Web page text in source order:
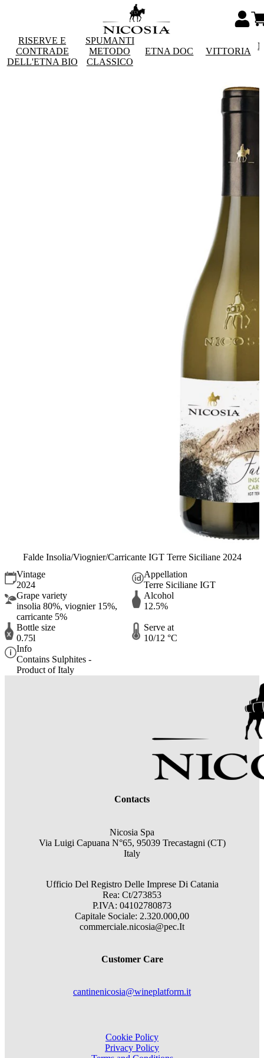
RISERVE E
CONTRADE
DELL'ETNA BIO
SPUMANTI
METODO
CLASSICO
ETNA DOC VITTORIA
Falde Insolia/Viognier/Carricante IGT Terre Siciliane 2024
Vintage
2024
Appellation
Terre Siciliane IGT
Grape variety
insolia 80%, viognier 15%,
carricante 5%
Alcohol
12.5%
Bottle size
0.75l
Serve at
10/12 °C
Info
Contains Sulphites -
Product of Italy
Contacts
Nicosia Spa
Via Luigi Capuana N°65, 95039 Trecastagni (CT)
Italy
Ufficio Del Registro Delle Imprese Di Catania
Rea: Ct/273853
P.IVA: 04102780873
Capitale Sociale: 2.320.000,00
commerciale.nicosia@pec.It
Customer Care
cantinenicosia@wineplatform.it
Cookie Policy
Privacy Policy